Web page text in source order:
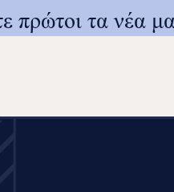
πρώτοι τα νέα